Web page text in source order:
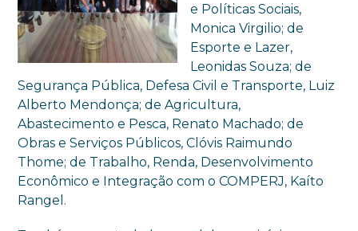
e Políticas Sociais,
Monica Virgilio; de
Esporte e Lazer,
Leonidas Souza; de
Segurança Pública, Defesa Civil e Transporte, Luiz
Alberto Mendonça; de Agricultura,
Abastecimento e Pesca, Renato Machado; de
Obras e Serviços Públicos, Clóvis Raimundo
Thome; de Trabalho, Renda, Desenvolvimento
Econômico e Integração com o COMPERJ, Kaíto
Rangel.